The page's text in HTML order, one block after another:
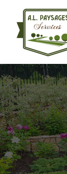
contenu
principal